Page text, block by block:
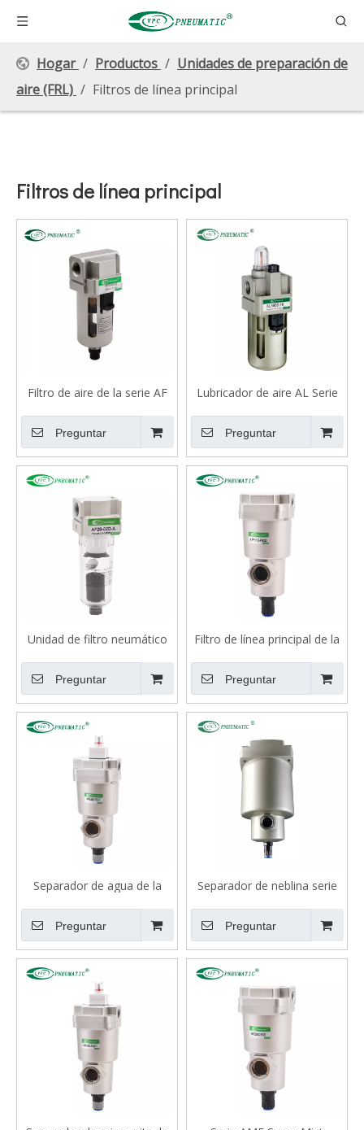
Hogar / Productos / Unidades de preparación de
aire (FRL) / Filtros de línea principal
Filtros de línea principal
Filtro de aire de la serie AF
Preguntar
Lubricador de aire AL Serie
Preguntar
Unidad de filtro neumático
Preguntar
Filtro de línea principal de la
Preguntar
Separador de agua de la
Preguntar
Separador de neblina serie
Preguntar